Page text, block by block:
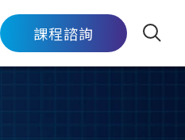
課程諮詢